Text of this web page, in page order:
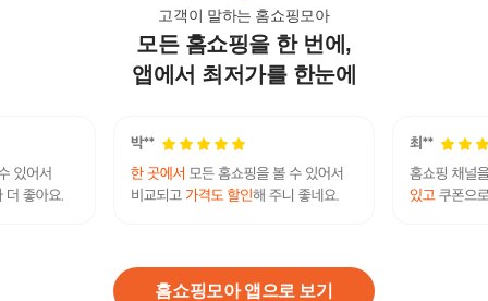
고객이 말하는 홈쇼핑모아
모든 홈쇼핑을 한 번에,
앱에서 최저가를 한눈에
홈쇼핑모아 앱으로 보기
젯키즈 백팩
100,000 원
[롯데백화점][나이키키즈(플레이키즈)]나이키키즈